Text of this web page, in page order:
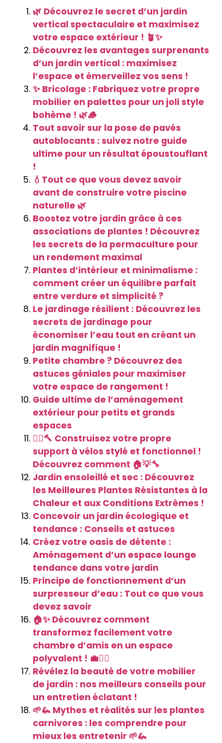
🌿 Découvrez le secret d’un jardin
vertical spectaculaire et maximisez
votre espace extérieur ! 🪴✨
Découvrez les avantages surprenants
d’un jardin vertical : maximisez
l’espace et émerveillez vos sens !
✨ Bricolage : Fabriquez votre propre
mobilier en palettes pour un joli style
bohème ! 🌿🪵
Tout savoir sur la pose de pavés
autoblocants : suivez notre guide
ultime pour un résultat époustouflant
!
💧Tout ce que vous devez savoir
avant de construire votre piscine
naturelle 🌿
Boostez votre jardin grâce à ces
associations de plantes ! Découvrez
les secrets de la permaculture pour
un rendement maximal
Plantes d’intérieur et minimalisme :
comment créer un équilibre parfait
entre verdure et simplicité ?
Le jardinage résilient : Découvrez les
secrets de jardinage pour
économiser l’eau tout en créant un
jardin magnifique !
Petite chambre ? Découvrez des
astuces géniales pour maximiser
votre espace de rangement !
Guide ultime de l’aménagement
extérieur pour petits et grands
espaces
🚴‍♂️🔨 Construisez votre propre
support à vélos stylé et fonctionnel !
Découvrez comment 🏠💡🔧
Jardin ensoleillé et sec : Découvrez
les Meilleures Plantes Résistantes à la
Chaleur et aux Conditions Extrêmes !
Concevoir un jardin écologique et
tendance : Conseils et astuces
Créez votre oasis de détente :
Aménagement d’un espace lounge
tendance dans votre jardin
Principe de fonctionnement d’un
surpresseur d’eau : Tout ce que vous
devez savoir
🏠✨ Découvrez comment
transformez facilement votre
chambre d’amis en un espace
polyvalent ! 💼🏋️‍♀️
Révélez la beauté de votre mobilier
de jardin : nos meilleurs conseils pour
un entretien éclatant !
🌱🦗 Mythes et réalités sur les plantes
carnivores : les comprendre pour
mieux les entretenir 🌱🦗